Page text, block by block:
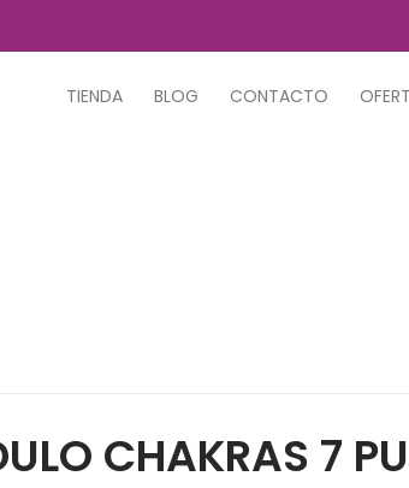
TIENDA BLOG CONTACTO
CHAKRAS 7